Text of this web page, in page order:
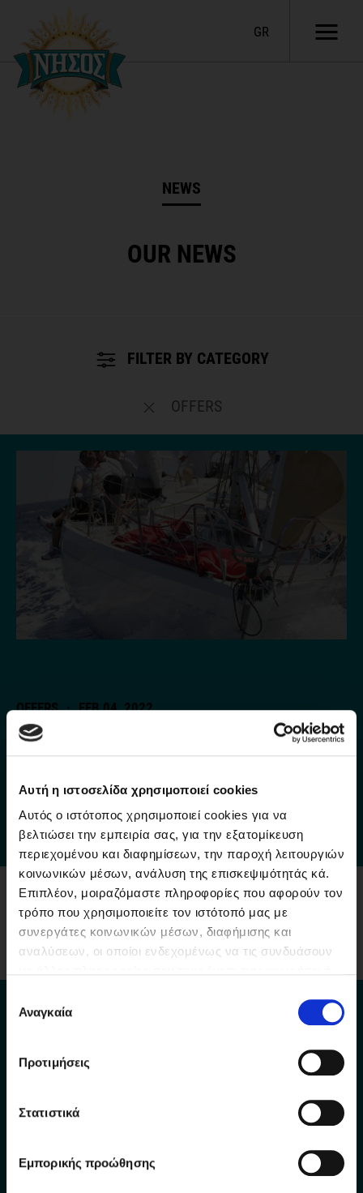
Αυτή η ιστοσελίδα χρησιμοποιεί cookies
Αυτός ο ιστότοπος χρησιμοποιεί cookies για να
βελτιώσει την εμπειρία σας, για την εξατομίκευση
περιεχομένου και διαφημίσεων, την παροχή λειτουργιών
κοινωνικών μέσων, ανάλυση της επισκεψιμότητάς κά.
Επιπλέον, μοιραζόμαστε πληροφορίες που αφορούν τον
τρόπο που χρησιμοποιείτε τον ιστότοπό μας με
συνεργάτες κοινωνικών μέσων, διαφήμισης και
αναλύσεων, οι οποίοι ενδεχομένως να τις συνδυάσουν
σας χρήση των υπηρεσιών τους. Τα μη αναγκαία
απενεργοποιημένα. Μπορείτε να τα διαχειριστείτε
πατώντας τα αντίστοιχα πεδία παρακάτω.
συγκατάθεσης
Αναγκαία
Προτιμήσεις
Στατιστικά
Εμπορικής προώθησης
GR
NISOS beer promotes responsible consumption.
NEWS
OUR NEWS
FILTER BY CATEGORY
OFFERS
OFFERS · FEB 04, 2022
OUR FIRST GIVEAWAY!!!
READ MORE